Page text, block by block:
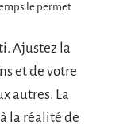
le permet
Ajustez la
et de votre
autres. La
la réalité de